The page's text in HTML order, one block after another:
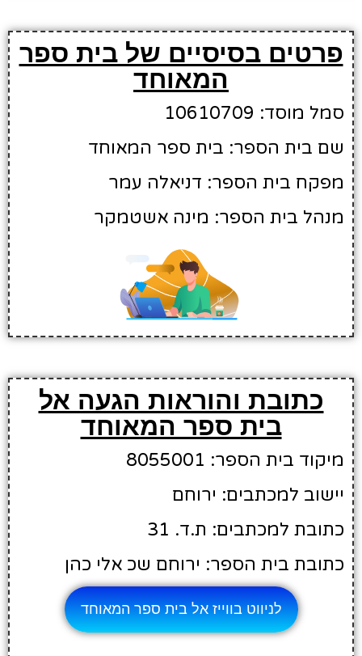
פרטים בסיסיים של בית ספר
המאוחד
סמל מוסד: 10610709
שם בית הספר: בית ספר המאוחד
מפקח בית הספר: דניאלה עמר
מנהל בית הספר: מינה אשטמקר
כתובת והוראות הגעה אל
בית ספר המאוחד
מיקוד בית הספר: 8055001
יישוב למכתבים: ירוחם
כתובת למכתבים: ת.ד. 31
כתובת בית הספר: ירוחם שכ אלי כהן
לניווט בווייז אל בית ספר המאוחד